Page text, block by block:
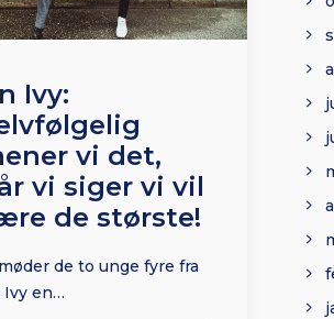
Ivy:
vi det,
vi siger vi vil
de største!
de to unge fyre fra
Ivy en…